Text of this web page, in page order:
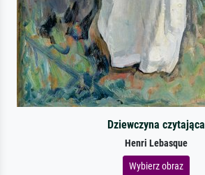
Dziewczyna czytająca
Henri Lebasque
Wybierz obraz